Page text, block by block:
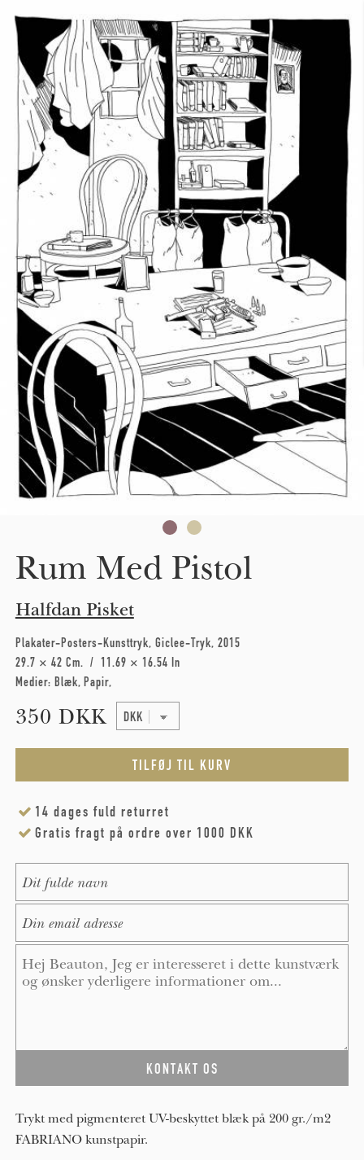
Rum Med Pistol
Halfdan Pisket
Plakater-Posters-Kunsttryk Giclee-Tryk 2015
29.7 × 42 Cm
11.69 × 16.54 In
Medier: Blæk Papir
350 DKK
14 dages fuld returret
Gratis fragt på ordre over 1000 DKK
Trykt med pigmenteret UV-beskyttet blæk på 200 gr./m2
FABRIANO kunstpapir.